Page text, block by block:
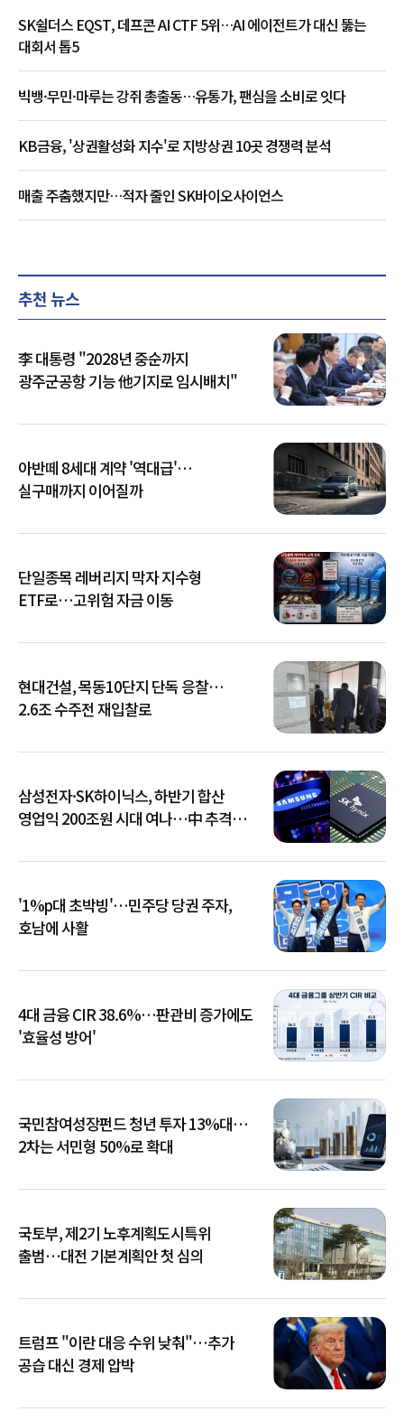
SK쉴더스 EQST, 데프콘 AI CTF 5위…AI 에이전트가 대신 뚫는
대회서 톱5
빅뱅·무민·마루는 강쥐 총출동…유통가, 팬심을 소비로 잇다
KB금융, '상권활성화 지수'로 지방상권 10곳 경쟁력 분석
매출 주춤했지만…적자 줄인 SK바이오사이언스
추천 뉴스
李 대통령 "2028년 중순까지
광주군공항 기능 他기지로 임시배치"
아반떼 8세대 계약 '역대급'…
실구매까지 이어질까
단일종목 레버리지 막자 지수형
ETF로…고위험 자금 이동
현대건설, 목동10단지 단독 응찰…
2.6조 수주전 재입찰로
삼성전자·SK하이닉스, 하반기 합산
영업익 200조원 시대 여나…中 추격은
'1%p대 초박빙'…민주당 당권 주자,
호남에 사활
4대 금융 CIR 38.6%…판관비 증가에도
'효율성 방어'
국민참여성장펀드 청년 투자 13%대…
2차는 서민형 50%로 확대
국토부, 제2기 노후계획도시특위
출범…대전 기본계획안 첫 심의
트럼프 "이란 대응 수위 낮춰"…추가
공습 대신 경제 압박